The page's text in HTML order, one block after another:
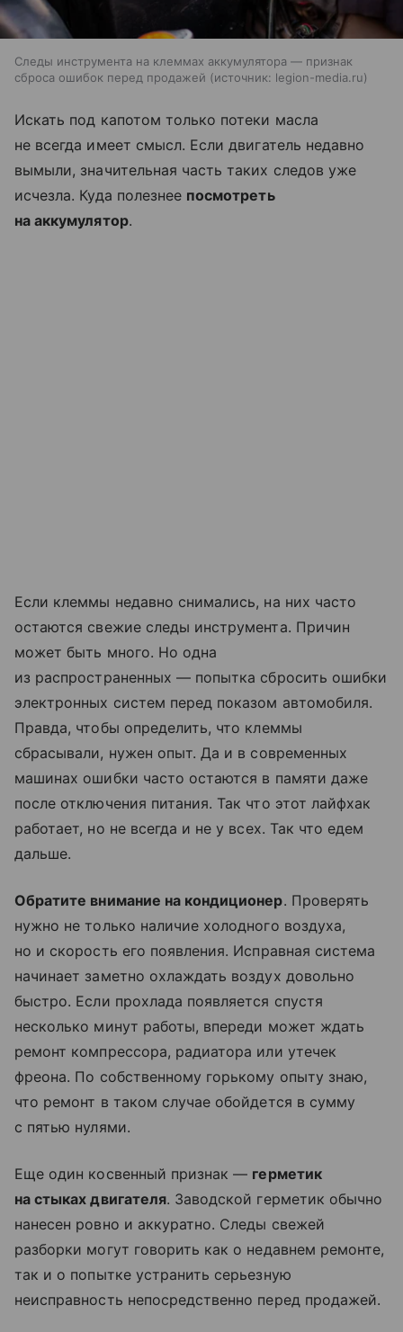
Следы инструмента на клеммах аккумулятора — признак
сброса ошибок перед продажей
источник: legion-media.ru
Искать под капотом только потеки масла
не всегда имеет смысл. Если двигатель недавно
вымыли, значительная часть таких следов уже
исчезла. Куда полезнее посмотреть
на аккумулятор.
Если клеммы недавно снимались, на них часто
остаются свежие следы инструмента. Причин
может быть много. Но одна
из распространенных — попытка сбросить ошибки
электронных систем перед показом автомобиля.
Правда, чтобы определить, что клеммы
сбрасывали, нужен опыт. Да и в современных
машинах ошибки часто остаются в памяти даже
после отключения питания. Так что этот лайфхак
работает, но не всегда и не у всех. Так что едем
дальше.
Обратите внимание на кондиционер. Проверять
нужно не только наличие холодного воздуха,
но и скорость его появления. Исправная система
начинает заметно охлаждать воздух довольно
быстро. Если прохлада появляется спустя
несколько минут работы, впереди может ждать
ремонт компрессора, радиатора или утечек
фреона. По собственному горькому опыту знаю,
что ремонт в таком случае обойдется в сумму
с пятью нулями.
Еще один косвенный признак — герметик
на стыках двигателя. Заводской герметик обычно
нанесен ровно и аккуратно. Следы свежей
разборки могут говорить как о недавнем ремонте,
так и о попытке устранить серьезную
неисправность непосредственно перед продажей.